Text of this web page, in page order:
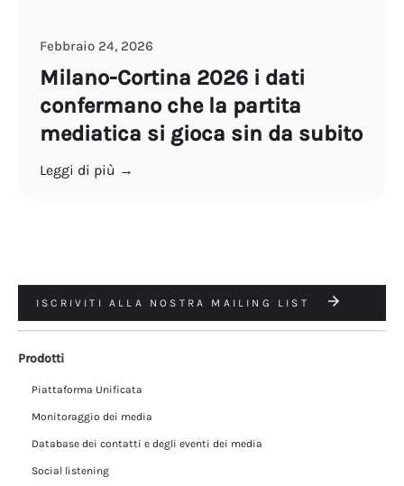
Febbraio 24, 2026
Milano-Cortina 2026 i dati
confermano che la partita
mediatica si gioca sin da subito
Leggi di più →
ISCRIVITI ALLA NOSTRA MAILING LIST
Prodotti
Piattaforma Unificata
Monitoraggio dei media
Database dei contatti e degli eventi dei media
Social listening